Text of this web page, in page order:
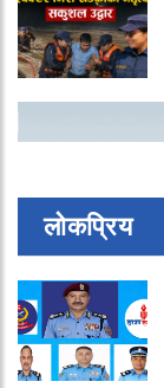
लोकप्रिय